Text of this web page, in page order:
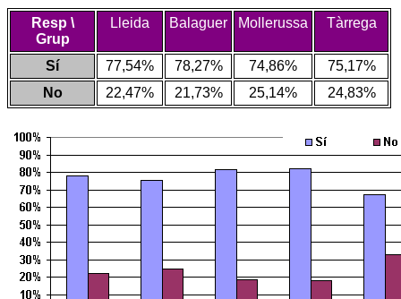
Resp \
Grup
Lleida Balaguer Mollerussa Tàrrega
Sí 77,54% 78,27% 74,86%
75,17%
No
22,47% 21,73% 25,14% 24,83%